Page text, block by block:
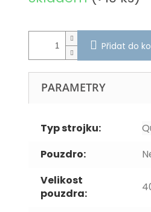
Přidat do
PARAMETRY
Typ strojku:
Pouzdro:
Velikost
pouzdra: